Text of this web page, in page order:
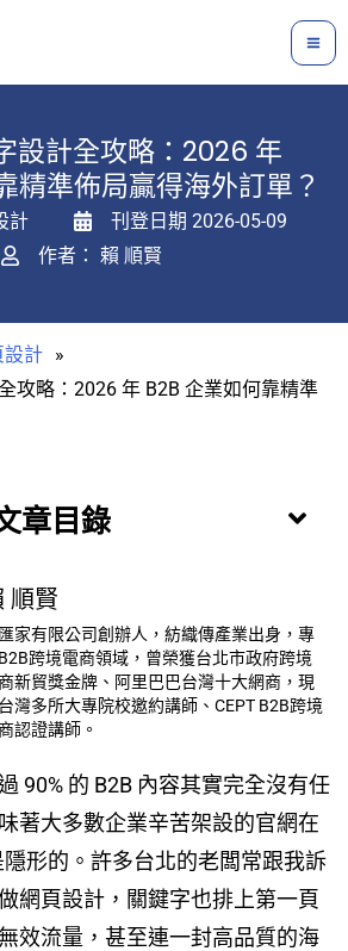
設計全攻略：2026 年
精準佈局贏得海外訂單？
計 刊登日期 2026-05-09
作者： 賴 順賢
設計 »
攻略：2026 年 B2B 企業如何靠精準
章目錄
順賢
家有限公司創辦人，紡織傳產業出身，專
跨境電商領域，曾榮獲台北市政府跨境
新貿獎金牌、阿里巴巴台灣十大網商，現
灣多所大專院校邀約講師、CEPT B2B跨境
認證講師。
90% 的 B2B 內容其實完全沒有任
著大多數企業辛苦架設的官網在
形的。許多台北的老闆常跟我訴
網頁設計，關鍵字也排上第一頁
效流量，甚至連一封高品質的海